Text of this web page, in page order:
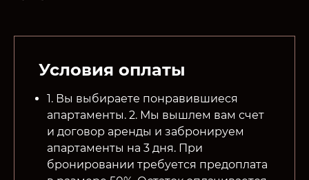
Условия оплаты
1. Вы выбираете понравившиеся
апартаменты. 2. Мы вышлем вам счет
и договор аренды и забронируем
апартаменты на 3 дня. При
бронировании требуется предоплата